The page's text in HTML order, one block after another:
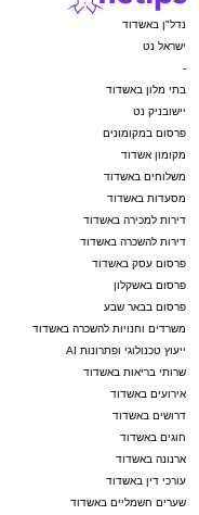
נדל"ן באשדוד
ישראל נט
-
בתי מלון באשדוד
יישובניק נט
פרסום במקומונים
מקומון אשדוד
משלוחים באשדוד
מסעדות באשדוד
דירות למכירה באשדוד
דירות להשכרה באשדוד
פרסום עסק באשדוד
פרסום באשקלון
פרסום בבאר שבע
משרדים וחנויות להשכרה באשדוד
ייעוץ טכנולוגי ופתרונות AI
שרותי בריאות באשדוד
אירועים באשדוד
דרושים באשדוד
חוגים באשדוד
ארנונה באשדוד
עורכי דין באשדוד
שערים חשמליים באשדוד